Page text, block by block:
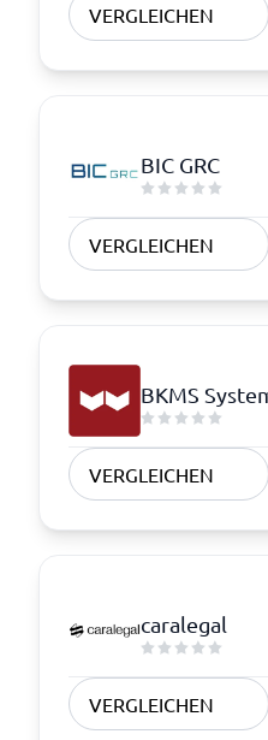
VERGLEICHEN
BIC GRC
VERGLEICHEN
BKMS
VERGLEICHEN
caralegal
VERGLEICHEN